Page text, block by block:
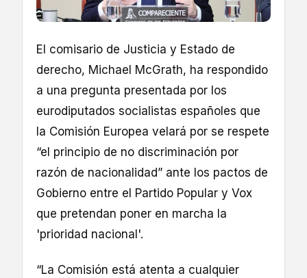
El comisario de Justicia y Estado de
derecho, Michael McGrath, ha respondido
a una pregunta presentada por los
eurodiputados socialistas españoles que
la Comisión Europea velará por se respete
“el principio de no discriminación por
razón de nacionalidad” ante los pactos de
Gobierno entre el Partido Popular y Vox
que pretendan poner en marcha la
'prioridad nacional'.
“La Comisión está atenta a cualquier